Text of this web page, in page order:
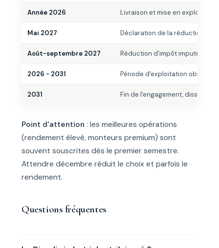
Année 2026 Livraison et mise en
Mai 2027 Déclaration de la réduction sur
Août-septembre 2027 Réduction d'impôt imputée
2026 - 2031 Période d'exploitation
2031 Fin de l'engagement,
Point d'attention : les meilleures opérations
(rendement élevé, monteurs premium) sont
souvent souscrites dès le premier semestre.
Attendre décembre réduit le choix et parfois le
rendement.
Questions fréquentes